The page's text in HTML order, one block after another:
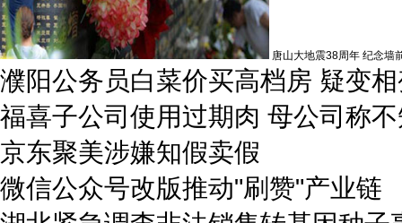
唐山大地震38周年 纪念墙
濮阳公务员白菜价买高档房 疑变
福喜子公司使用过期肉 母公司称
京东聚美涉嫌知假卖假
微信公众号改版推动"刷赞"产业链